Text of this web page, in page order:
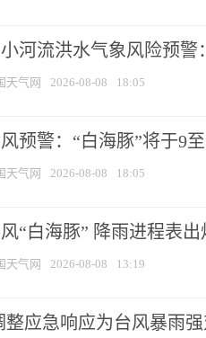
河流洪水气象风险预
天气网 2026-08-08 18:05
预警：“白海豚”将于9
天气网 2026-08-08 18:05
“白海豚” 降雨进程表
天气网 2026-08-08 13:19
整应急响应为台风暴雨